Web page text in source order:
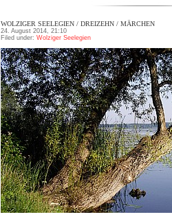
WOLZIGER SEELEGIEN / DREIZEHN / MÄRCHEN
24. August 2014, 21:10
Filed under: Wolziger Seelegien